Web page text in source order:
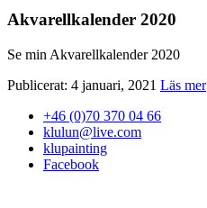
Akvarellkalender 2020
Se min Akvarellkalender 2020
Publicerat: 4 januari, 2021 Läs mer
+46 (0)70 370 04 66
klulun@live.com
klupainting
Facebook